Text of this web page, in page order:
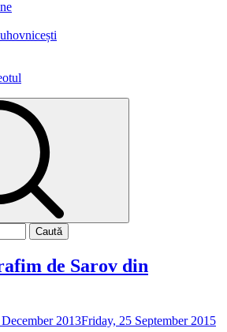
de Sarov din
2013Friday, 25 September 2015